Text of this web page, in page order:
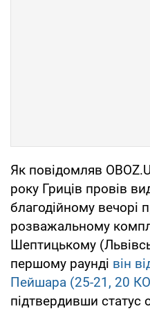
Як повідомляв
року Гриців провів
благодійному вечорі
розважальному
Шептицькому
першому раунді він
Пейшара (25-21, 20
підтвердивши статус